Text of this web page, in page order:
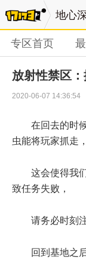
地心
专区首页
放射性禁区
2020-06-07 14:36:54
在回去的时
虫能将玩家抓走，
这会使得我
致任务失败，
请务必时刻
回到基地之